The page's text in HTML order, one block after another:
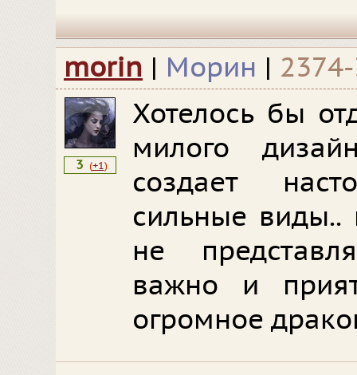
morin | Морин |
3 (+1)
Хотелось бы
милого
создает
сильные виды..
не
важно и
огромное